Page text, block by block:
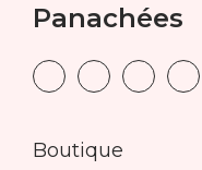
Panachées
Boutique